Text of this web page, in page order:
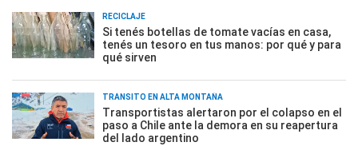
RECICLAJE
Si tenés botellas de tomate vacías en casa,
tenés un tesoro en tus manos: por qué y para
qué sirven
TRÁNSITO EN ALTA MONTAÑA
Transportistas alertaron por el colapso en el
paso a Chile ante la demora en su reapertura
del lado argentino